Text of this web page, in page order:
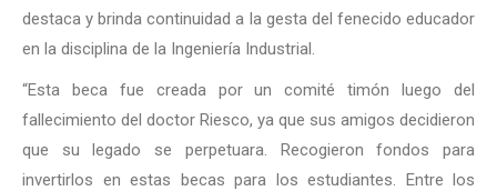
destaca y brinda continuidad a la gesta del fenecido educador
en la disciplina de la Ingeniería Industrial.
“Esta beca fue creada por un comité timón luego del
fallecimiento del doctor Riesco, ya que sus amigos decidieron
que su legado se perpetuara. Recogieron fondos para
invertirlos en estas becas para los estudiantes. Entre los